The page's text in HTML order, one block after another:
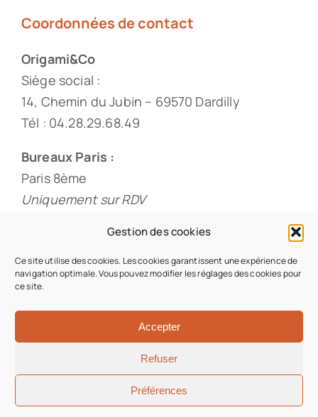
Gestion des cookies
Ce site utilise des cookies. Les cookies garantissent une expérience de
navigation optimale. Vous pouvez modifier les réglages des cookies pour
ce site.
Accepter
Refuser
Préférences
Coordonnées de contact
Origami&Co
Siège social :
14, Chemin du Jubin – 69570 Dardilly
Tél : 04.28.29.68.49
Bureaux Paris :
Paris 8ème
Uniquement sur RDV
Conception du site : Iziweb Consulting
Aller en haut